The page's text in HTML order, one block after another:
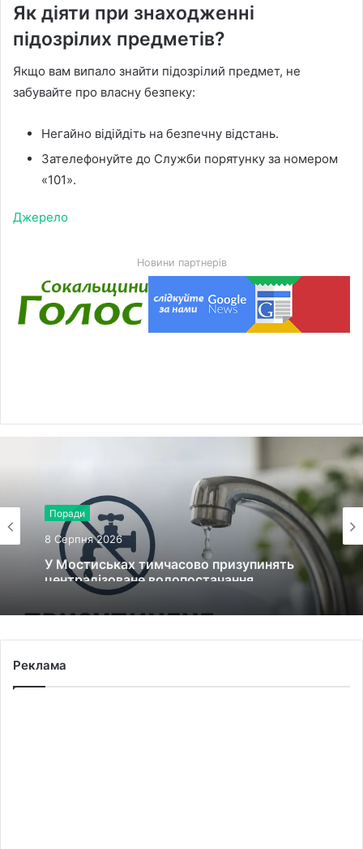
Як діяти при знаходженні
підозрілих предметів?
Якщо вам випало знайти підозрілий предмет, не
забувайте про власну безпеку:
Негайно відійдіть на безпечну відстань.
Зателефонуйте до Служби порятунку за номером
«101».
Джерело
Новини партнерів
Поради
8 Серпня 2026
У Мостиськах тимчасово призупинять
централізоване водопостачання
Реклама